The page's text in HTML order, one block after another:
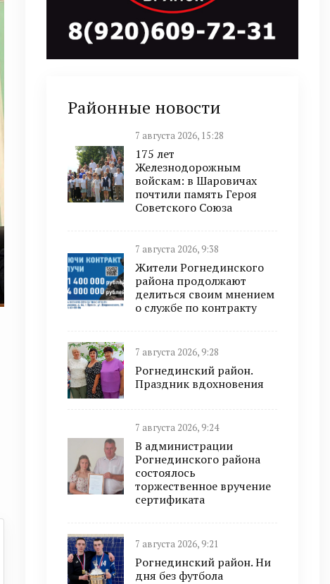
Районные новости
7 августа 2026, 15:28
175 лет
Железнодорожным
войскам: в Шаровичах
почтили память Героя
Советского Союза
7 августа 2026, 9:38
Жители Рогнединского
района продолжают
делиться своим мнением
о службе по контракту
7 августа 2026, 9:28
Рогнединский район.
Праздник вдохновения
7 августа 2026, 9:24
В администрации
Рогнединского района
состоялось
торжественное вручение
сертификата
7 августа 2026, 9:21
Рогнединский район. Ни
дня без футбола